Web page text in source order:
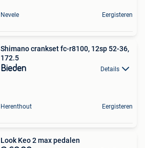
Nevele Eergisteren
Shimano crankset fc-r8100, 12sp 52-36,
172.5
Bieden Details
Herenthout Eergisteren
Look Keo 2 max pedalen